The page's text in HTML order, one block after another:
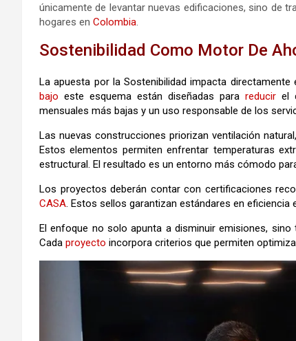
únicamente de levantar nuevas edificaciones, sino de
hogares en Colombia.
Sostenibilidad Como Motor De
La apuesta por la Sostenibilidad impacta
bajo este esquema están diseñadas para reducirel
mensuales más bajas y un uso responsable de los
Las nuevas construcciones priorizan ventilación
Estos elementos permiten enfrentar temperaturas
estructural. El resultado es un entorno más cómodo
Los proyectos deberán contar con certificaciones
CASA. Estos sellos garantizan estándares en eficiencia
El enfoque no solo apunta a disminuir emisiones,
Cada proyecto incorpora criterios que permiten